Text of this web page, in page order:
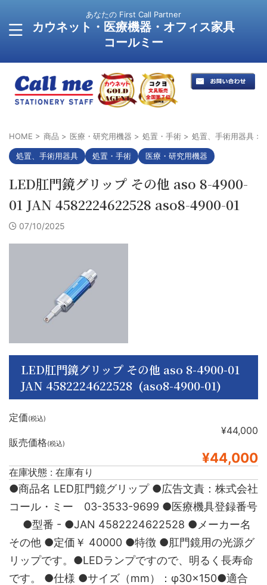
あなたの First Call Partner
カウネット・医療機器・オフィス家具
コールミー
HOME > 商品 > 医療・研究用機器 > 処置・手術 > 処置、手術用器具 >
処置、手術用器具 処置・手術 医療・研究用機器
LED肛門鏡グリップ その他 aso 8-4900-
01 JAN 4582224622528 aso8-4900-01
07/10/2025
LED肛門鏡グリップ その他 aso 8-4900-01
JAN 4582224622528 (aso8-4900-01)
定価(税込)
¥44,000
販売価格(税込)
¥44,000
在庫状態 : 在庫有り
●商品名 LED肛門鏡グリップ ●広告文責：株式会社
コール・ミー 03-3533-9699 ●医療機具登録番号
●型番 - ●JAN 4582224622528 ●メーカー名
その他 ●定価￥ 40000 ●特徴 ●肛門鏡用の光源グ
リップです。●LEDランプですので、明るく長寿命
です。 ●仕様 ●サイズ（mm）：φ30×150●適合